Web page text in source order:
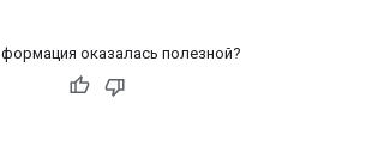
оказалась полезной?